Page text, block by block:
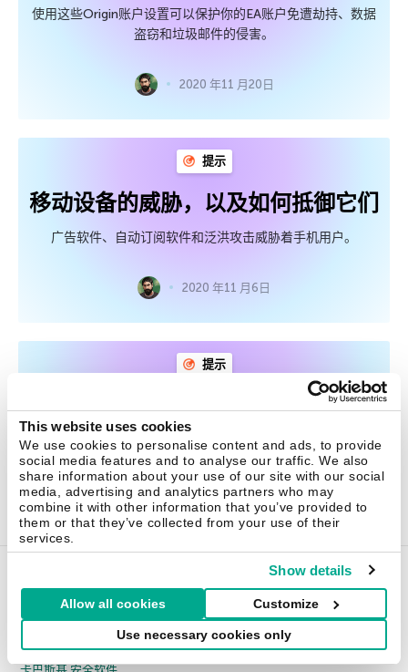
This website uses cookies
We use cookies to personalise content and ads, to provide
social media features and to analyse our traffic. We also
share information about your use of our site with our social
media, advertising and analytics partners who may
combine it with other information that you’ve provided to
them or that they’ve collected from your use of their
services.
Show details
Allow all cookies Customize
Use necessary cookies only
使用这些Origin账户设置可以保护你的EA账户免遭劫持、数据
盗窃和垃圾邮件的侵害。
2020 年11 月20日
提示
移动设备的威胁，以及如何抵御它们
广告软件、自动订阅软件和泛洪攻击威胁着手机用户。
2020 年11 月6日
提示
为何需要规整你的计算机文件
本文将解释为何杂乱无章的数据可能会导致你丢掉工作。
2020 年11 月2日
家用产品
卡巴斯基 反病毒软件